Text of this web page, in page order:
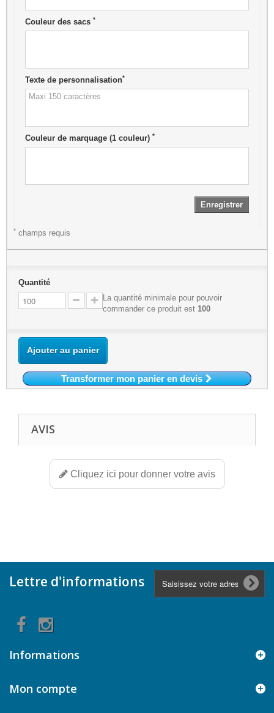
Couleur des sacs *
Texte de personnalisation*
Couleur de marquage (1 couleur) *
Enregistrer
* champs requis
Quantité
La quantité minimale pour pouvoir
commander ce produit est 100
Ajouter au panier
Transformer mon panier en devis
AVIS
Cliquez ici pour donner votre avis
Lettre d'informations
Informations
Mon compte